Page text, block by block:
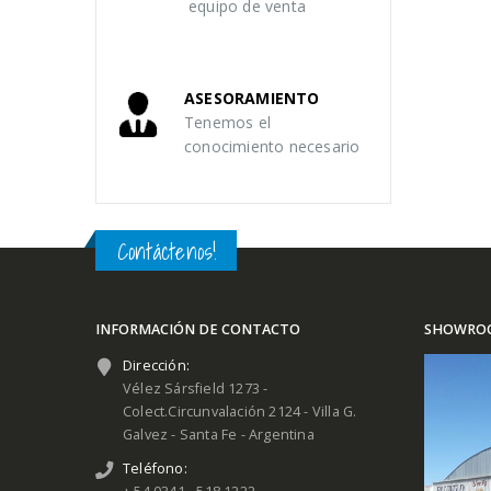
equipo de venta
ASESORAMIENTO
Tenemos el
conocimiento necesario
Contáctenos!
INFORMACIÓN DE CONTACTO
Dirección:
Vélez Sársfield 1273 -
Colect.Circunvalación 2124 - Villa G.
Galvez - Santa Fe - Argentina
Teléfono: